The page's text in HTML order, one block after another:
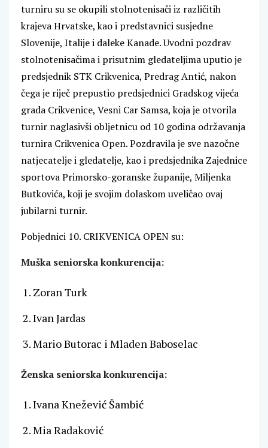
turniru su se okupili stolnotenisači iz različitih
krajeva Hrvatske, kao i predstavnici susjedne
Slovenije, Italije i daleke Kanade. Uvodni pozdrav
stolnotenisačima i prisutnim gledateljima uputio je
predsjednik STK Crikvenica, Predrag Antić, nakon
čega je riječ prepustio predsjednici Gradskog vijeća
grada Crikvenice, Vesni Car Samsa, koja je otvorila
turnir naglasivši obljetnicu od 10 godina održavanja
turnira Crikvenica Open. Pozdravila je sve nazočne
natjecatelje i gledatelje, kao i predsjednika Zajednice
sportova Primorsko-goranske županije, Miljenka
Butkovića, koji je svojim dolaskom uveličao ovaj
jubilarni turnir.
Pobjednici 10. CRIKVENICA OPEN su:
Muška seniorska konkurencija:
Zoran Turk
Ivan Jardas
Mario Butorac i Mladen Baboselac
Ženska seniorska konkurencija:
Ivana Knežević Šambić
Mia Radaković